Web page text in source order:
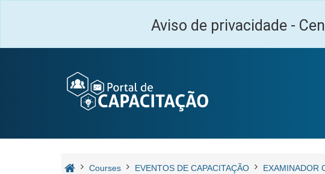
Aviso de privacidade -
Courses EVENTOS DE CAPACITAÇÃO EXAMINADOR